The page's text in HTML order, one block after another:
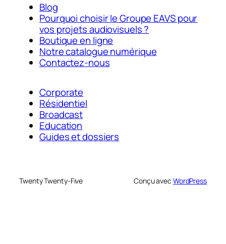
Blog
Pourquoi choisir le Groupe EAVS pour
vos projets audiovisuels ?
Boutique en ligne
Notre catalogue numérique
Contactez-nous
Corporate
Résidentiel
Broadcast
Education
Guides et dossiers
Twenty Twenty-Five Conçu avec WordPress